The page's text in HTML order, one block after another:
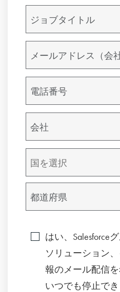
はい、Salesforce
ソリューション
報のメール配信
いつでも停止でき